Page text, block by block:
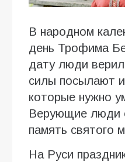
В народном
день Трофима
дату люди
силы посылают
которые нужно
Верующие люди
память святого
На Руси